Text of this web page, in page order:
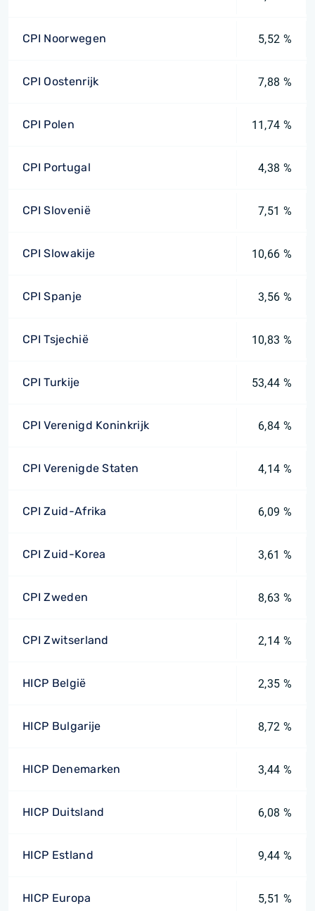
CPI Noorwegen 5,52 %
CPI Oostenrijk 7,88 %
CPI Polen 11,74 %
CPI Portugal 4,38 %
CPI Slovenië 7,51 %
CPI Slowakije 10,66 %
CPI Spanje 3,56 %
CPI Tsjechië 10,83 %
CPI Turkije 53,44 %
CPI Verenigd Koninkrijk 6,84 %
CPI Verenigde Staten 4,14 %
CPI Zuid-Afrika 6,09 %
CPI Zuid-Korea 3,61 %
CPI Zweden 8,63 %
CPI Zwitserland 2,14 %
HICP België 2,35 %
HICP Bulgarije 8,72 %
HICP Denemarken 3,44 %
HICP Duitsland 6,08 %
HICP Estland 9,44 %
HICP Europa 5,51 %